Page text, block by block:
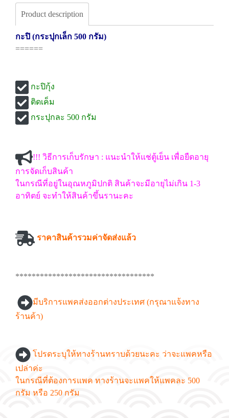
Product description
กะปิ (กระปุกเล็ก 500 กรัม)
======
กะปิกุ้ง
ติดเค็ม
กระปุกละ 500 กรัม
!!! วิธีการเก็บรักษา : แนะนำให้แช่ตู้เย็น เพื่อยืดอายุ
การจัดเก็บสินค้า
ในกรณีที่อยู่ในอุณหภูมิปกติ สินค้าจะมีอายุไม่เกิน 1-3
อาทิตย์ จะทำให้สินค้าขึ้นรานะคะ
ราคาสินค้ารวมค่าจัดส่งแล้ว
**********************************
มีบริการแพคส่งออกต่างประเทศ (กรุณาแจ้งทาง
ร้านค้า)
โปรดระบุให้ทางร้านทราบด้วยนะคะ ว่าจะแพคหรือ
เปล่าค่ะ
ในกรณีที่ต้องการแพค ทางร้านจะแพคให้แพคละ 500
กรัม หรือ 250 กรัม